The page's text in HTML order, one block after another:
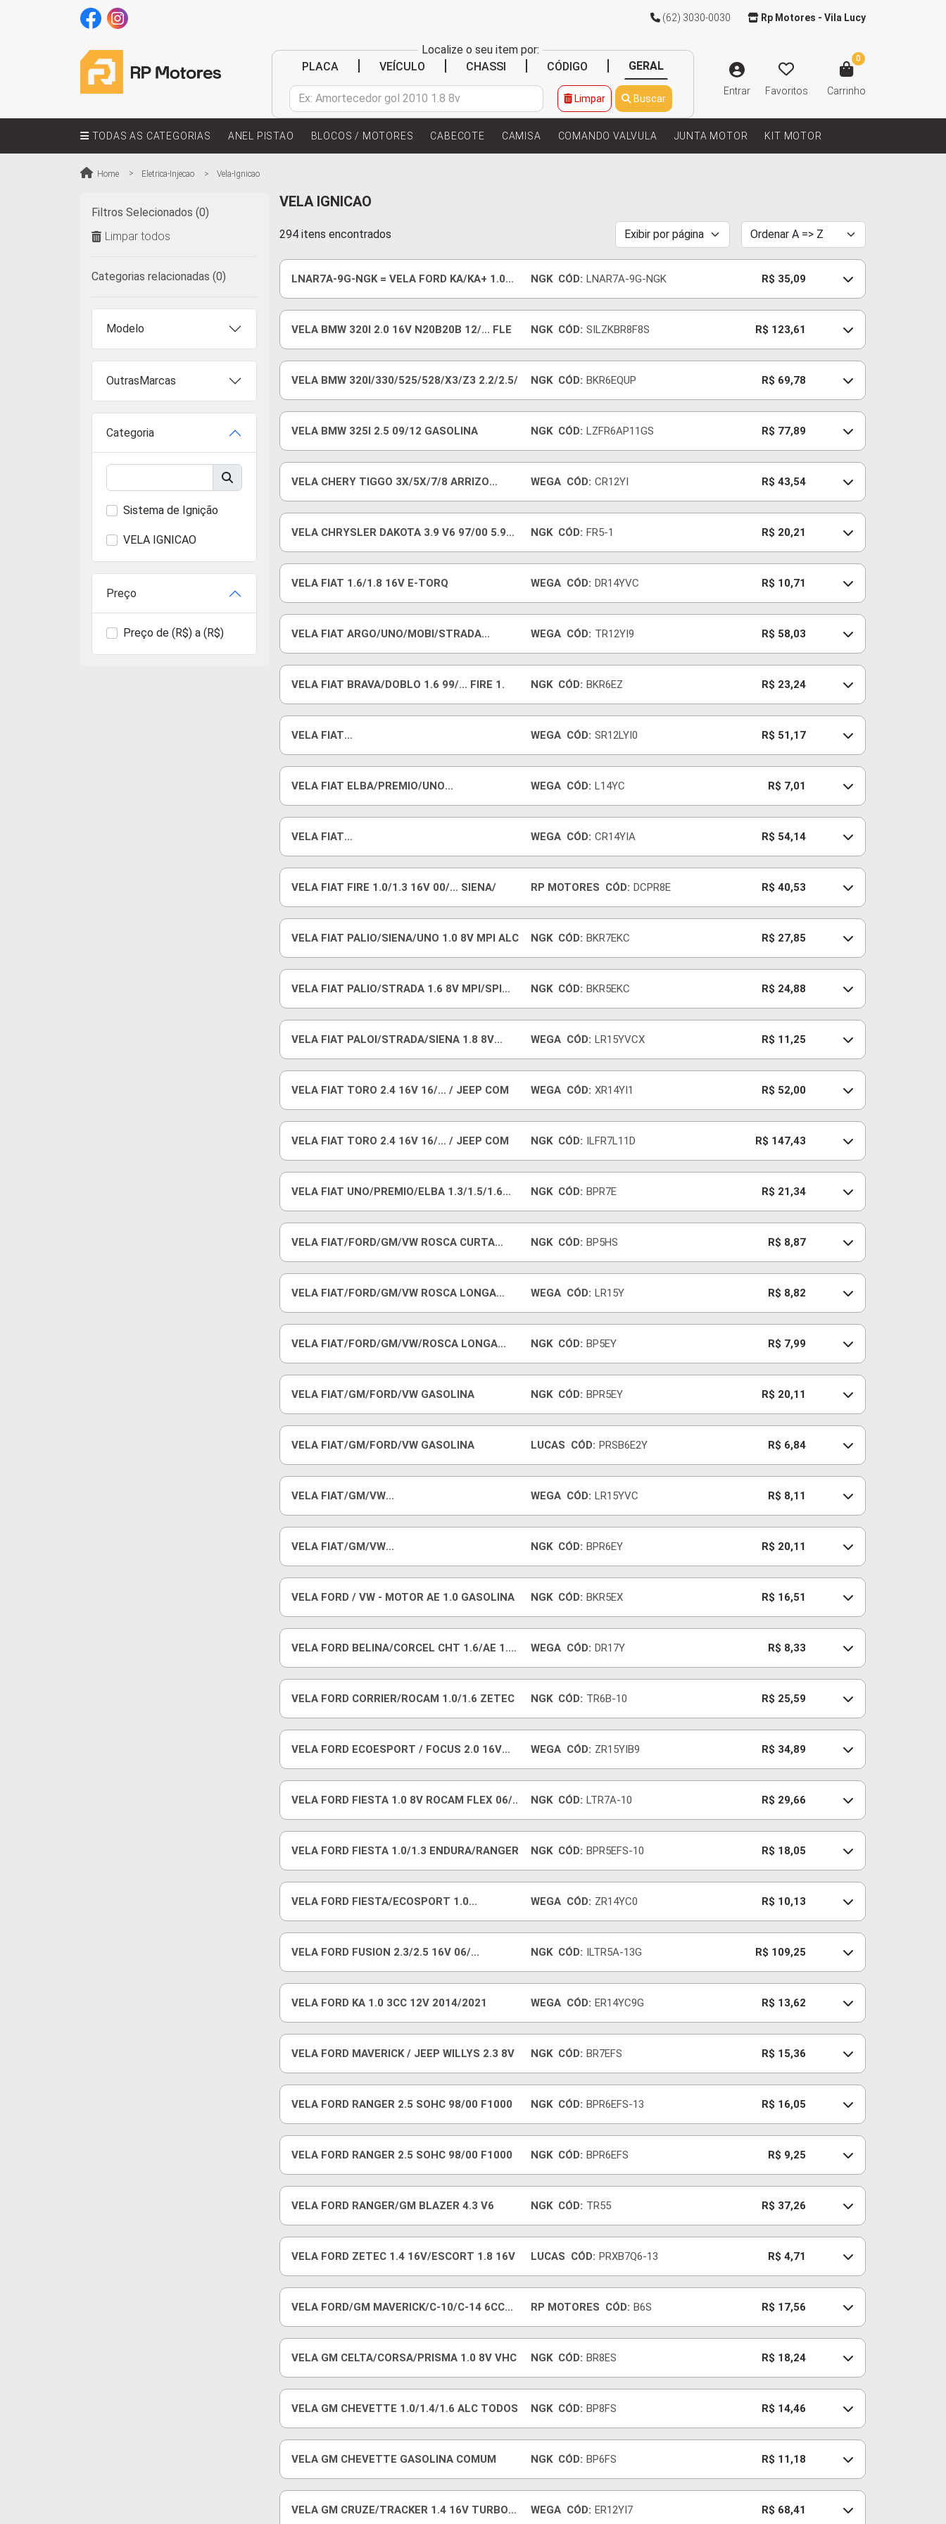
(62) 3030-0030 Rp Motores - Vila Lucy
Localize o seu item por:
PLACA
VEÍCULO CHASSI CÓDIGO GERAL
Limpar Buscar
Entrar Favoritos
0
Carrinho
TODAS AS CATEGORIAS ANEL PISTAO BLOCOS / MOTORES CABECOTE CAMISA COMANDO VALVULA JUNTA MOTOR KIT MOTOR
Home Eletrica-Injecao Vela-Ignicao
Filtros Selecionados (0)
Limpar todos
Categorias relacionadas (0)
Modelo
OutrasMarcas
Categoria
Sistema de Ignição
VELA IGNICAO
Preço
Preço de (R$) a (R$)
VELA IGNICAO
294 itens encontrados
LNAR7A-9G-NGK = VELA FORD KA/KA+ 1.0
NGK CÓD: LNAR7A-9G-NGK R$ 35,09
VELA BMW 320I 2.0 16V N20B20B 12/... FLE NGK CÓD: SILZKBR8F8S R$ 123,61
VELA BMW 320I/330/525/528/X3/Z3 2.2/2.5/ NGK CÓD: BKR6EQUP R$ 69,78
VELA BMW 325I 2.5 09/12 GASOLINA NGK CÓD: LZFR6AP11GS R$ 77,89
VELA CHERY TIGGO 3X/5X/7/8 ARRIZO
WEGA CÓD: CR12YI R$ 43,54
VELA CHRYSLER DAKOTA 3.9 V6 97/00 5.9
NGK CÓD: FR5-1 R$ 20,21
VELA FIAT 1.6/1.8 16V E-TORQ WEGA CÓD: DR14YVC R$ 10,71
VELA FIAT ARGO/UNO/MOBI/STRADA
WEGA CÓD: TR12YI9 R$ 58,03
VELA FIAT BRAVA/DOBLO 1.6 99/... FIRE 1. NGK CÓD: BKR6EZ R$ 23,24
VELA FIAT
WEGA CÓD: SR12LYI0 R$ 51,17
VELA FIAT ELBA/PREMIO/UNO
WEGA CÓD: L14YC R$ 7,01
VELA FIAT
WEGA CÓD: CR14YIA R$ 54,14
VELA FIAT FIRE 1.0/1.3 16V 00/... SIENA/ RP MOTORES CÓD: DCPR8E R$ 40,53
VELA FIAT PALIO/SIENA/UNO 1.0 8V MPI ALC NGK CÓD: BKR7EKC R$ 27,85
VELA FIAT PALIO/STRADA 1.6 8V MPI/SPI
NGK CÓD: BKR5EKC R$ 24,88
VELA FIAT PALOI/STRADA/SIENA 1.8 8V
WEGA CÓD: LR15YVCX R$ 11,25
VELA FIAT TORO 2.4 16V 16/... / JEEP COM WEGA CÓD: XR14YI1 R$ 52,00
VELA FIAT TORO 2.4 16V 16/... / JEEP COM NGK CÓD: ILFR7L11D R$ 147,43
VELA FIAT UNO/PREMIO/ELBA 1.3/1.5/1.6
NGK CÓD: BPR7E R$ 21,34
VELA FIAT/FORD/GM/VW ROSCA CURTA
NGK CÓD: BP5HS R$ 8,87
VELA FIAT/FORD/GM/VW ROSCA LONGA
WEGA CÓD: LR15Y R$ 8,82
VELA FIAT/FORD/GM/VW/ROSCA LONGA
NGK CÓD: BP5EY R$ 7,99
VELA FIAT/GM/FORD/VW GASOLINA NGK CÓD: BPR5EY R$ 20,11
VELA FIAT/GM/FORD/VW GASOLINA LUCAS CÓD: PRSB6E2Y R$ 6,84
VELA FIAT/GM/VW
WEGA CÓD: LR15YVC R$ 8,11
VELA FIAT/GM/VW
NGK CÓD: BPR6EY R$ 20,11
VELA FORD / VW - MOTOR AE 1.0 GASOLINA NGK CÓD: BKR5EX R$ 16,51
VELA FORD BELINA/CORCEL CHT 1.6/AE 1.6
WEGA CÓD: DR17Y R$ 8,33
VELA FORD CORRIER/ROCAM 1.0/1.6 ZETEC NGK CÓD: TR6B-10 R$ 25,59
VELA FORD ECOESPORT / FOCUS 2.0 16V
WEGA CÓD: ZR15YIB9 R$ 34,89
VELA FORD FIESTA 1.0 8V ROCAM FLEX 06/.. NGK CÓD: LTR7A-10 R$ 29,66
VELA FORD FIESTA 1.0/1.3 ENDURA/RANGER NGK CÓD: BPR5EFS-10 R$ 18,05
VELA FORD FIESTA/ECOSPORT 1.0
WEGA CÓD: ZR14YC0 R$ 10,13
VELA FORD FUSION 2.3/2.5 16V 06/... NGK CÓD: ILTR5A-13G R$ 109,25
VELA FORD KA 1.0 3CC 12V 2014/2021 WEGA CÓD: ER14YC9G R$ 13,62
VELA FORD MAVERICK / JEEP WILLYS 2.3 8V NGK CÓD: BR7EFS R$ 15,36
VELA FORD RANGER 2.5 SOHC 98/00 F1000 NGK CÓD: BPR6EFS-13 R$ 16,05
VELA FORD RANGER 2.5 SOHC 98/00 F1000 NGK CÓD: BPR6EFS R$ 9,25
VELA FORD RANGER/GM BLAZER 4.3 V6 NGK CÓD: TR55 R$ 37,26
VELA FORD ZETEC 1.4 16V/ESCORT 1.8 16V LUCAS CÓD: PRXB7Q6-13 R$ 4,71
VELA FORD/GM MAVERICK/C-10/C-14 6CC
RP MOTORES CÓD: B6S R$ 17,56
VELA GM CELTA/CORSA/PRISMA 1.0 8V VHC NGK CÓD: BR8ES R$ 18,24
VELA GM CHEVETTE 1.0/1.4/1.6 ALC TODOS NGK CÓD: BP8FS R$ 14,46
VELA GM CHEVETTE GASOLINA COMUM NGK CÓD: BP6FS R$ 11,18
VELA GM CRUZE/TRACKER 1.4 16V TURBO
WEGA CÓD: ER12YI7 R$ 68,41